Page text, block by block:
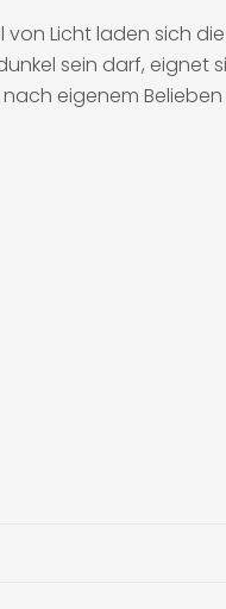
Licht laden sich
sein darf, eignet
eigenem